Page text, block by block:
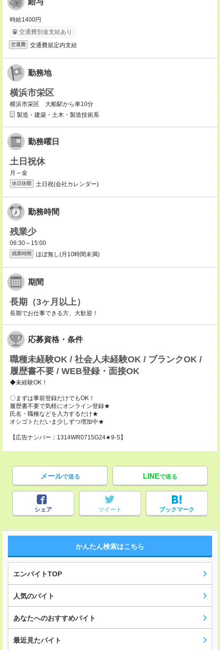
給与
時給1400円
交通費別途支給あり
交通費 交通費規定内支給
勤務地
横浜市栄区
横浜市栄区 大船駅から車10分
製造・建築・土木・製造技術系
勤務曜日
土日祝休
月～金
休日休暇 土日祝(会社カレンダー)
勤務時間
残業少
06:30～15:00
残業時間 ほぼ無し(月10時間未満)
期間
長期（3ヶ月以上）
長期でお仕事できる方、大歓迎！
応募資格・条件
職種未経験OK / 社会人未経験OK / ブランクOK /
履歴書不要 / WEB登録・面接OK
◆未経験OK！
〇まずは事前登録だけでもOK！
履歴書不要で気軽にオンライン登録★
氏名・職種などを入力するだけ★
オシゴトただいま少しずつ増加中★
【広告ナンバー：1314WR0715G24★9-S】
メールで送る LINEで送る
シェア ツイート ブックマーク
かんたん検索はこちら
エンバイトTOP
人気のバイト
あなたへのおすすめバイト
最近見たバイト